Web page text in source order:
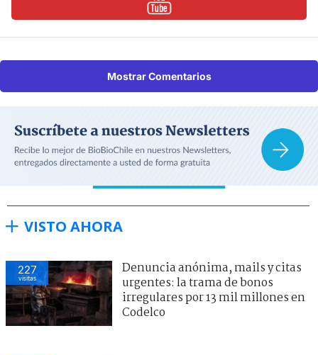
Mostrar Comentarios
VISTO AHORA
227
visitas
Denuncia anónima, mails y citas
urgentes: la trama de bonos
irregulares por 13 mil millones en
Codelco